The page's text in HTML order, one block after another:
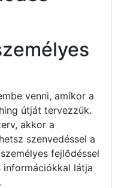
venni, amikor a
útját tervezzük.
akkor a
szenvedéssel a
fejlődéssel
információkkal látja